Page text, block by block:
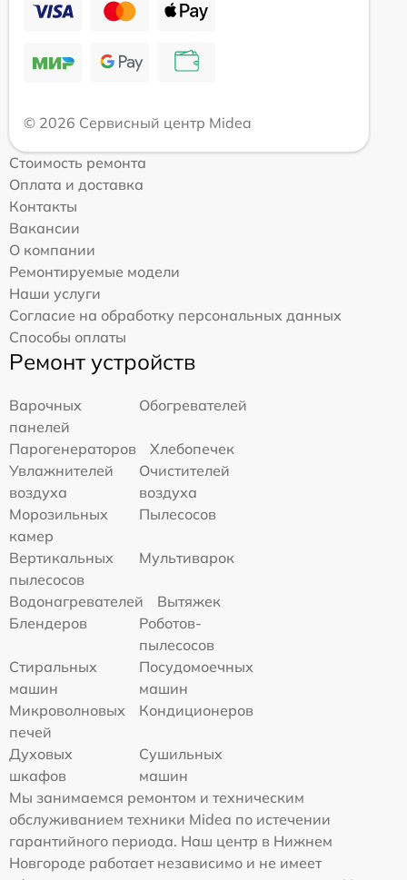
© 2026 Сервисный центр Midea
Стоимость ремонта
Оплата и доставка
Контакты
Вакансии
О компании
Ремонтируемые модели
Наши услуги
Согласие на обработку персональных данных
Способы оплаты
Ремонт устройств
Варочных
панелей
Обогревателей
Парогенераторов
Хлебопечек
Увлажнителей
воздуха
Очистителей
воздуха
Морозильных
камер
Пылесосов
Вертикальных
пылесосов
Мультиварок
Водонагревателей
Вытяжек
Блендеров
Роботов-
пылесосов
Стиральных
машин
Посудомоечных
машин
Микроволновых
печей
Кондиционеров
Духовых
шкафов
Сушильных
машин
Мы занимаемся ремонтом и техническим
обслуживанием техники Midea по истечении
гарантийного периода. Наш центр в Нижнем
Новгороде работает независимо и не имеет